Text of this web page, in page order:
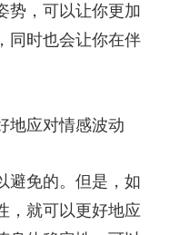
势，可以让你更加
同时也会让你在伴
地应对情感波动
避免的。但是，如
，就可以更好地应